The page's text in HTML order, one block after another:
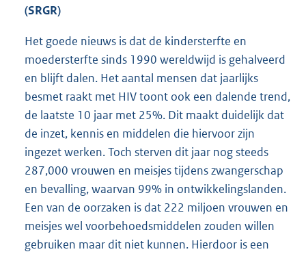
(SRGR)
Het goede nieuws is dat de kindersterfte en
moedersterfte sinds 1990 wereldwijd is gehalveerd
en blijft dalen. Het aantal mensen dat jaarlijks
besmet raakt met HIV toont ook een dalende trend,
de laatste 10 jaar met 25%. Dit maakt duidelijk dat
de inzet, kennis en middelen die hiervoor zijn
ingezet werken. Toch sterven dit jaar nog steeds
287,000 vrouwen en meisjes tijdens zwangerschap
en bevalling, waarvan 99% in ontwikkelingslanden.
Een van de oorzaken is dat 222 miljoen vrouwen en
meisjes wel voorbehoedsmiddelen zouden willen
gebruiken maar dit niet kunnen. Hierdoor is een